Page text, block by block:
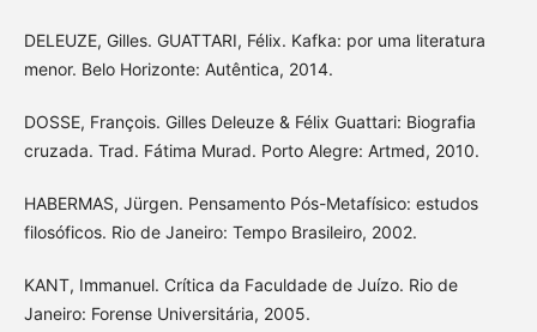
DELEUZE, Gilles. GUATTARI, Félix. Kafka: por uma literatura
menor. Belo Horizonte: Autêntica, 2014.
DOSSE, François. Gilles Deleuze & Félix Guattari: Biografia
cruzada. Trad. Fátima Murad. Porto Alegre: Artmed, 2010.
HABERMAS, Jürgen. Pensamento Pós-Metafísico: estudos
filosóficos. Rio de Janeiro: Tempo Brasileiro, 2002.
KANT, Immanuel. Crítica da Faculdade de Juízo. Rio de
Janeiro: Forense Universitária, 2005.